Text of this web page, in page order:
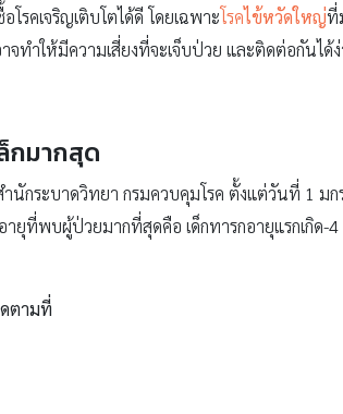
รคเจริญเติบโตได้ดี โดยเฉพาะโรคไข้หวัดใหญ่ที่
ทำให้มีความเสี่ยงที่จะเจ็บป่วย และติดต่อกันได้
กมากสุด
สำนักระบาดวิทยา กรมควบคุมโรค ตั้งแต่วันที่
ยุที่พบผู้ป่วยมากที่สุดคือ เด็กทารกอายุแรกเกิด-
ดตามที่